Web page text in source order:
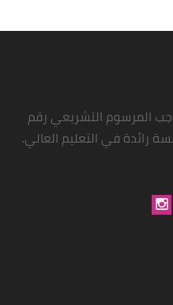
المرسوم التشريعي رقم